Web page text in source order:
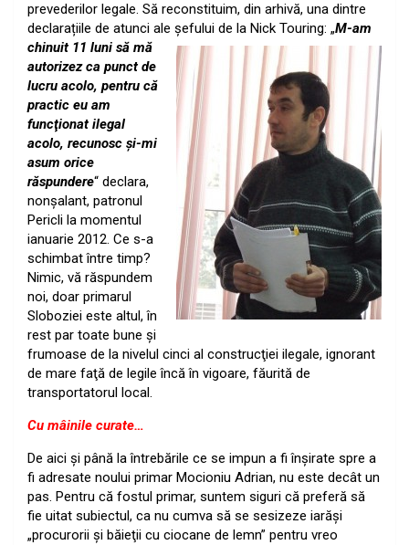
prevederilor legale. Să reconstituim, din arhivă, una dintre
declarațiile de atunci ale șefului de la Nick Touring: „M-am
chinuit 11 luni să mă
autorizez ca punct de
lucru acolo, pentru că
practic eu am
funcţionat ilegal
acolo, recunosc şi-mi
asum orice
răspundere“ declara,
nonșalant, patronul
Pericli la momentul
ianuarie 2012. Ce s-a
schimbat între timp?
Nimic, vă răspundem
noi, doar primarul
Sloboziei este altul, în
rest par toate bune şi
frumoase de la nivelul cinci al construcţiei ilegale, ignorant
de mare faţă de legile încă în vigoare, făurită de
transportatorul local.
Cu mâinile curate…
De aici şi până la întrebările ce se impun a fi înşirate spre a
fi adresate noului primar Mocioniu Adrian, nu este decât un
pas. Pentru că fostul primar, suntem siguri că preferă să
fie uitat subiectul, ca nu cumva să se sesizeze iarăşi
„procurorii şi băieţii cu ciocane de lemn” pentru vreo